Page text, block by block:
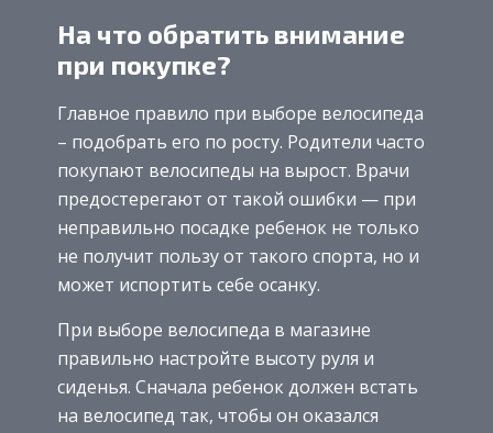
На что обратить внимание
при покупке?
Главное правило при выборе велосипеда
– подобрать его по росту. Родители часто
покупают велосипеды на вырост. Врачи
предостерегают от такой ошибки — при
неправильно посадке ребенок не только
не получит пользу от такого спорта, но и
может испортить себе осанку.
При выборе велосипеда в магазине
правильно настройте высоту руля и
сиденья. Сначала ребенок должен встать
на велосипед так, чтобы он оказался